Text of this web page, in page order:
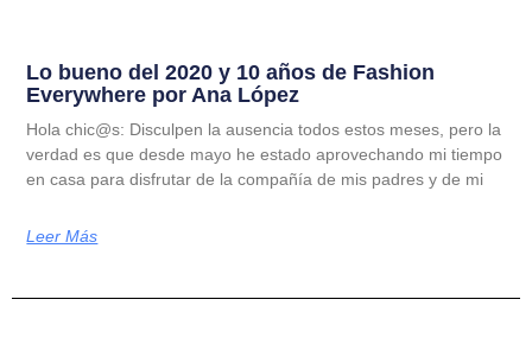
Lo bueno del 2020 y 10 años de Fashion
Everywhere por Ana López
Hola chic@s: Disculpen la ausencia todos estos meses, pero la
verdad es que desde mayo he estado aprovechando mi tiempo
en casa para disfrutar de la compañía de mis padres y de mi
Leer Más